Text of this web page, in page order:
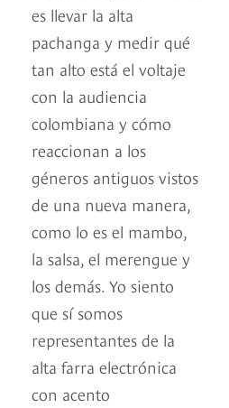
es llevar la alta
pachanga y medir qué
tan alto está el voltaje
con la audiencia
colombiana y cómo
reaccionan a los
géneros antiguos vistos
de una nueva manera,
como lo es el mambo,
la salsa, el merengue y
los demás. Yo siento
que sí somos
representantes de la
alta farra electrónica
con acento